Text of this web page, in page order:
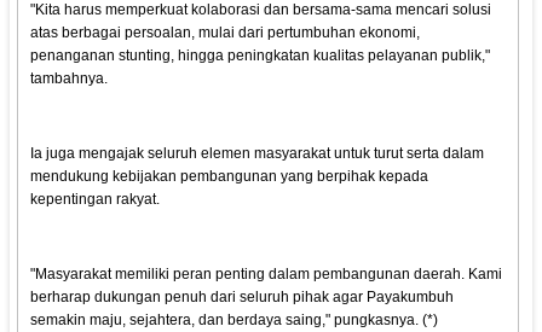
"Kita harus memperkuat kolaborasi dan bersama-sama mencari solusi
atas berbagai persoalan, mulai dari pertumbuhan ekonomi,
penanganan stunting, hingga peningkatan kualitas pelayanan publik,"
tambahnya.
Ia juga mengajak seluruh elemen masyarakat untuk turut serta dalam
mendukung kebijakan pembangunan yang berpihak kepada
kepentingan rakyat.
"Masyarakat memiliki peran penting dalam pembangunan daerah. Kami
berharap dukungan penuh dari seluruh pihak agar Payakumbuh
semakin maju, sejahtera, dan berdaya saing," pungkasnya. (*)